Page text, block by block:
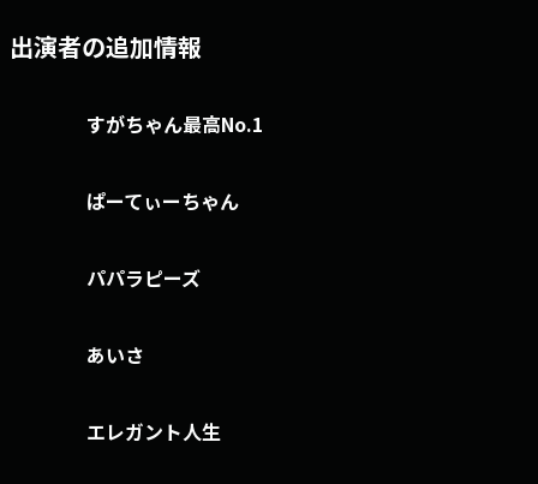
出演者の追加情報
すがちゃん最高No.1
ぱーてぃーちゃん
パパラピーズ
あいさ
エレガント人生